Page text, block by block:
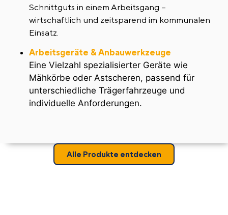
Schnittguts in einem Arbeitsgang –
wirtschaftlich und zeitsparend im kommunalen
Einsatz.
Arbeitsgeräte & Anbauwerkzeuge
Eine Vielzahl spezialisierter Geräte wie
Mähkörbe oder Astscheren, passend für
unterschiedliche Trägerfahrzeuge und
individuelle Anforderungen.
Alle Produkte entdecken